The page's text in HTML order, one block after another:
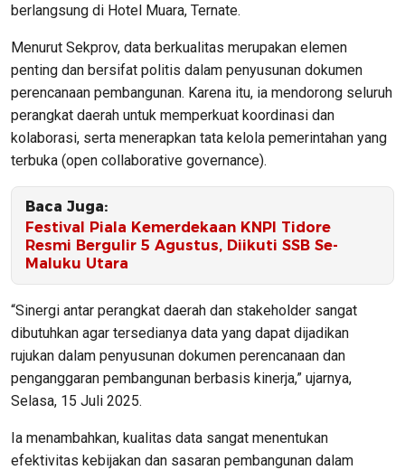
berlangsung di Hotel Muara, Ternate.
Menurut Sekprov, data berkualitas merupakan elemen
penting dan bersifat politis dalam penyusunan dokumen
perencanaan pembangunan. Karena itu, ia mendorong seluruh
perangkat daerah untuk memperkuat koordinasi dan
kolaborasi, serta menerapkan tata kelola pemerintahan yang
terbuka (open collaborative governance).
Baca Juga:
Festival Piala Kemerdekaan KNPI Tidore
Resmi Bergulir 5 Agustus, Diikuti SSB Se-
Maluku Utara
“Sinergi antar perangkat daerah dan stakeholder sangat
dibutuhkan agar tersedianya data yang dapat dijadikan
rujukan dalam penyusunan dokumen perencanaan dan
penganggaran pembangunan berbasis kinerja,” ujarnya,
Selasa, 15 Juli 2025.
Ia menambahkan, kualitas data sangat menentukan
efektivitas kebijakan dan sasaran pembangunan dalam